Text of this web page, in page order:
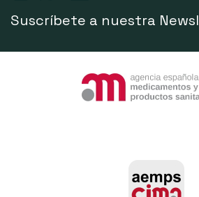
Suscríbete a nuestra